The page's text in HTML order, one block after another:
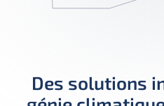
Des solutions